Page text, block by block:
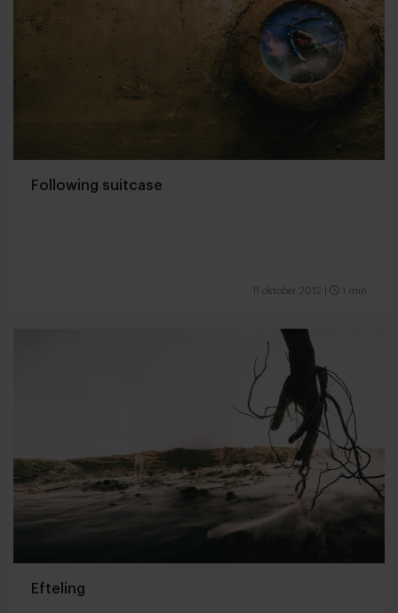
Following suitcase
11 oktober 2012 1 min
Efteling